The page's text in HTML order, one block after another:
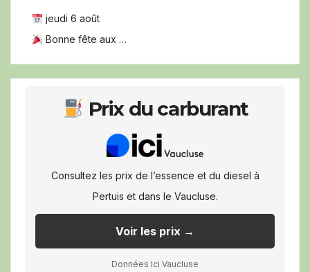
jeudi 6 août
Bonne fête aux …
Prix du carburant
Consultez les prix de l’essence et du diesel à
Pertuis et dans le Vaucluse.
Voir les prix →
Données Ici Vaucluse